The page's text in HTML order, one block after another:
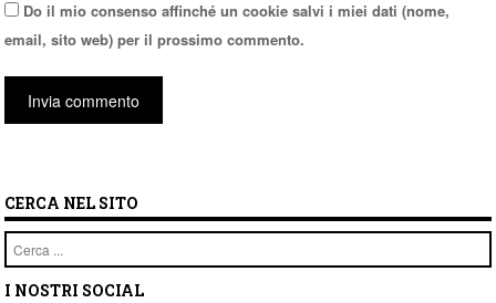
Do il mio consenso affinché un cookie salvi i miei dati (nome,
email, sito web) per il prossimo commento.
CERCA NEL SITO
Cerca
I NOSTRI SOCIAL